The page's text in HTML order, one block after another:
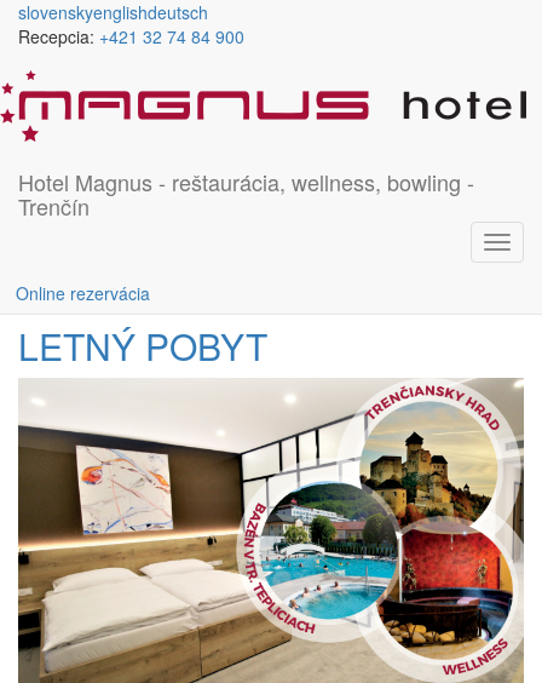
Skočiť na hlavný obsah
slovenskyenglishdeutsch
Recepcia: +421 32 74 84 900
Hotel Magnus - reštaurácia, wellness, bowling -
Trenčín
Online rezervácia
Áno
Jedálny a nápojový lístok
Sushi menu
Gallery Cafe
LETNÝ POBYT